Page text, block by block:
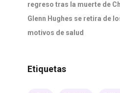
regreso tras la muerte de
Glenn Hughes se retira de
motivos de salud
Etiquetas